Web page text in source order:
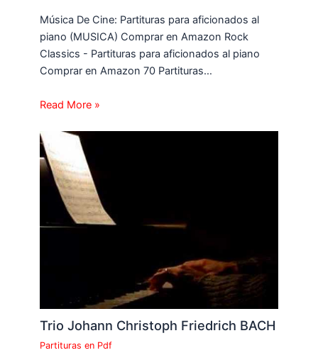
Música De Cine: Partituras para aficionados al
piano (MUSICA) Comprar en Amazon Rock
Classics - Partituras para aficionados al piano
Comprar en Amazon 70 Partituras…
Read More »
Trio Johann Christoph Friedrich BACH
Partituras en Pdf